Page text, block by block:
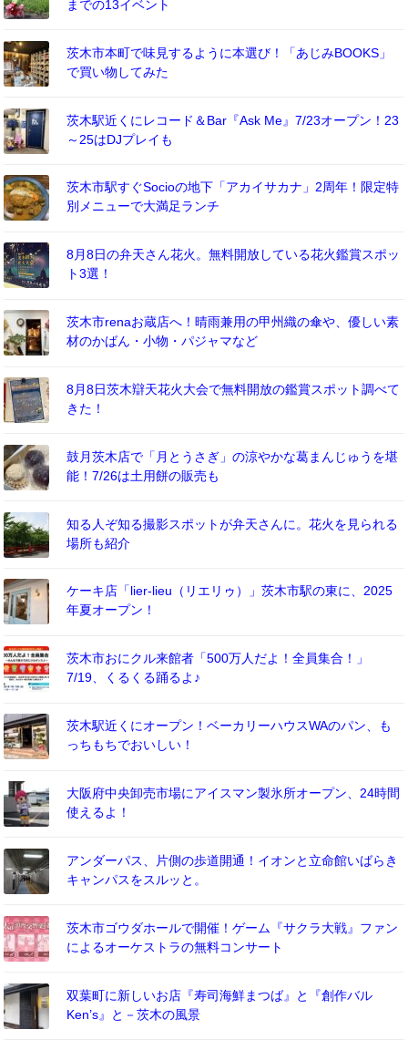
までの13イベント
茨木市本町で味見するように本選び！「あじみBOOKS」
で買い物してみた
茨木駅近くにレコード＆Bar『Ask Me』7/23オープン！23
～25はDJプレイも
茨木市駅すぐSocioの地下「アカイサカナ」2周年！限定特
別メニューで大満足ランチ
8月8日の弁天さん花火。無料開放している花火鑑賞スポッ
ト3選！
茨木市renaお蔵店へ！晴雨兼用の甲州織の傘や、優しい素
材のかばん・小物・パジャマなど
8月8日茨木辯天花火大会で無料開放の鑑賞スポット調べて
きた！
鼓月茨木店で「月とうさぎ」の涼やかな葛まんじゅうを堪
能！7/26は土用餅の販売も
知る人ぞ知る撮影スポットが弁天さんに。花火を見られる
場所も紹介
ケーキ店「lier-lieu（リエリゥ）」茨木市駅の東に、2025
年夏オープン！
茨木市おにクル来館者「500万人だよ！全員集合！」
7/19、くるくる踊るよ♪
茨木駅近くにオープン！ベーカリーハウスWAのパン、も
っちもちでおいしい！
大阪府中央卸売市場にアイスマン製氷所オープン、24時間
使えるよ！
アンダーパス、片側の歩道開通！イオンと立命館いばらき
キャンパスをスルッと。
茨木市ゴウダホールで開催！ゲーム『サクラ大戦』ファン
によるオーケストラの無料コンサート
双葉町に新しいお店『寿司海鮮まつば』と『創作バル
Ken’s』と－茨木の風景